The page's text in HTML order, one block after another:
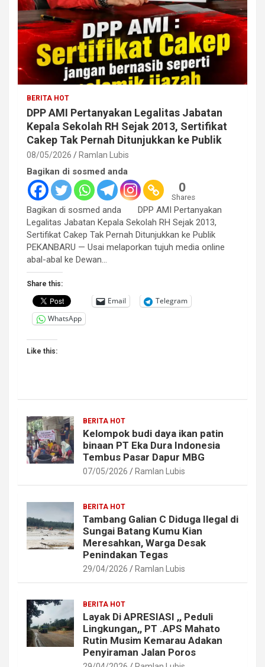
BERITA HOT
DPP AMI Pertanyakan Legalitas Jabatan
Kepala Sekolah RH Sejak 2013, Sertifikat
Cakep Tak Pernah Ditunjukkan ke Publik
08/05/2026 Ramlan Lubis
Bagikan di sosmed anda
0
Shares
Bagikan di sosmed anda DPP AMI Pertanyakan
Legalitas Jabatan Kepala Sekolah RH Sejak 2013,
Sertifikat Cakep Tak Pernah Ditunjukkan ke Publik
PEKANBARU — Usai melaporkan tujuh media online
abal-abal ke Dewan…
Share this:
Email
Telegram
WhatsApp
Like this:
BERITA HOT
Kelompok budi daya ikan patin
binaan PT Eka Dura Indonesia
Tembus Pasar Dapur MBG
07/05/2026 Ramlan Lubis
BERITA HOT
Tambang Galian C Diduga Ilegal di
Sungai Batang Kumu Kian
Meresahkan, Warga Desak
Penindakan Tegas
29/04/2026 Ramlan Lubis
BERITA HOT
Layak Di APRESIASI ,, Peduli
Lingkungan,, PT .APS Mahato
Rutin Musim Kemarau Adakan
Penyiraman Jalan Poros